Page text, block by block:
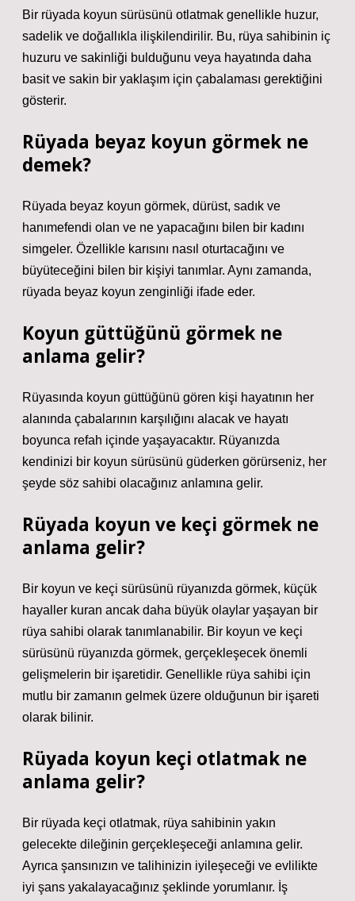
Bir rüyada koyun sürüsünü otlatmak genellikle huzur,
sadelik ve doğallıkla ilişkilendirilir. Bu, rüya sahibinin iç
huzuru ve sakinliği bulduğunu veya hayatında daha
basit ve sakin bir yaklaşım için çabalaması gerektiğini
gösterir.
Rüyada beyaz koyun görmek ne
demek?
Rüyada beyaz koyun görmek, dürüst, sadık ve
hanımefendi olan ve ne yapacağını bilen bir kadını
simgeler. Özellikle karısını nasıl oturtacağını ve
büyüteceğini bilen bir kişiyi tanımlar. Aynı zamanda,
rüyada beyaz koyun zenginliği ifade eder.
Koyun güttüğünü görmek ne
anlama gelir?
Rüyasında koyun güttüğünü gören kişi hayatının her
alanında çabalarının karşılığını alacak ve hayatı
boyunca refah içinde yaşayacaktır. Rüyanızda
kendinizi bir koyun sürüsünü güderken görürseniz, her
şeyde söz sahibi olacağınız anlamına gelir.
Rüyada koyun ve keçi görmek ne
anlama gelir?
Bir koyun ve keçi sürüsünü rüyanızda görmek, küçük
hayaller kuran ancak daha büyük olaylar yaşayan bir
rüya sahibi olarak tanımlanabilir. Bir koyun ve keçi
sürüsünü rüyanızda görmek, gerçekleşecek önemli
gelişmelerin bir işaretidir. Genellikle rüya sahibi için
mutlu bir zamanın gelmek üzere olduğunun bir işareti
olarak bilinir.
Rüyada koyun keçi otlatmak ne
anlama gelir?
Bir rüyada keçi otlatmak, rüya sahibinin yakın
gelecekte dileğinin gerçekleşeceği anlamına gelir.
Ayrıca şansınızın ve talihinizin iyileşeceği ve evlilikte
iyi şans yakalayacağınız şeklinde yorumlanır. İş